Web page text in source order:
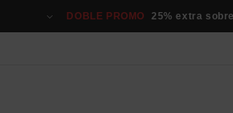
DOBLE PROMO 25% extra